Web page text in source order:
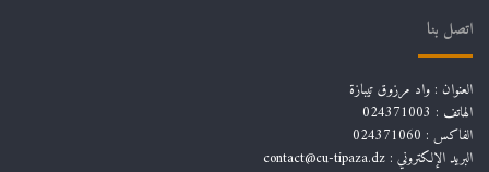
اتصل بنا
العنوان : واد مرزوق تيبازة
الهاتف : 024371003
الفاكس : 024371060
البريد الإلكتروني : contact@cu-tipaza.dz